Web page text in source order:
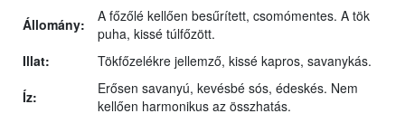
Állomány:
A főzőlé kellően besűrített, csomómentes. A tök
puha, kissé túlfőzött.
Illat:
Tökfőzelékre jellemző, kissé kapros, savanykás.
Íz:
Erősen savanyú, kevésbé sós, édeskés. Nem
kellően harmonikus az összhatás.